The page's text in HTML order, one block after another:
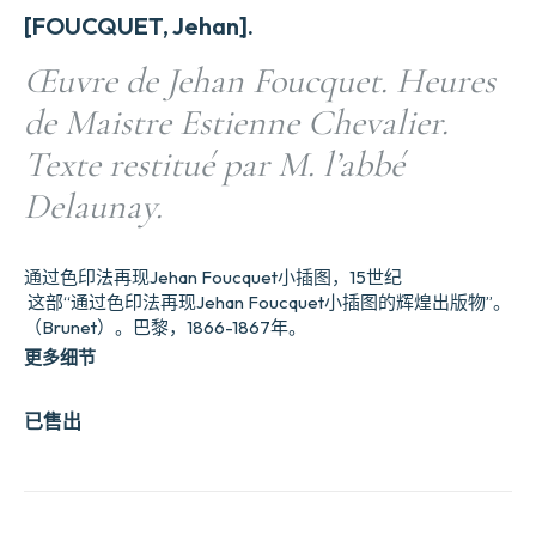
[FOUCQUET, Jehan].
Œuvre de Jehan Foucquet. Heures
de Maistre Estienne Chevalier.
Texte restitué par M. l’abbé
Delaunay.
已售出
通过色印法再现Jehan Foucquet小插图，15世纪
这部“通过色印法再现Jehan Foucquet小插图的辉煌出版物”。
（Brunet）。巴黎，1866-1867年。
更多细节